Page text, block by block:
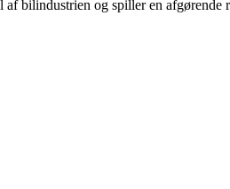
af bilindustrien og spiller en